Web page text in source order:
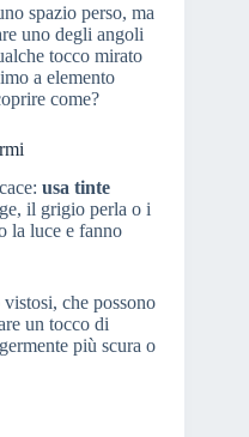
spazio perso, ma
uno degli angoli
tocco mirato
a elemento
come?
usa tinte
il grigio perla o i
la luce e fanno
che possono
un tocco di
più scura o